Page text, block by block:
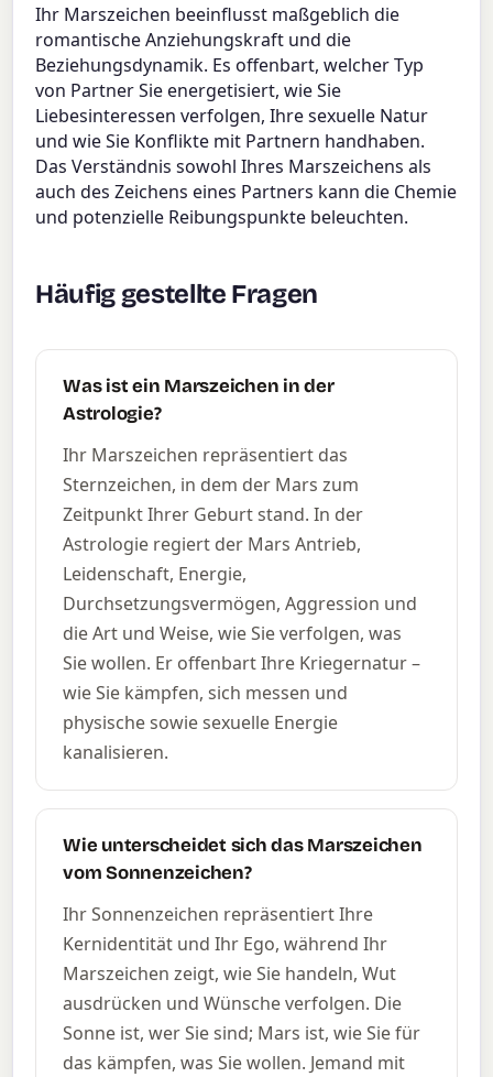
Ihr Marszeichen beeinflusst maßgeblich die
romantische Anziehungskraft und die
Beziehungsdynamik. Es offenbart, welcher Typ
von Partner Sie energetisiert, wie Sie
Liebesinteressen verfolgen, Ihre sexuelle Natur
und wie Sie Konflikte mit Partnern handhaben.
Das Verständnis sowohl Ihres Marszeichens als
auch des Zeichens eines Partners kann die Chemie
und potenzielle Reibungspunkte beleuchten.
Häufig gestellte Fragen
Was ist ein Marszeichen in der
Astrologie?
Ihr Marszeichen repräsentiert das
Sternzeichen, in dem der Mars zum
Zeitpunkt Ihrer Geburt stand. In der
Astrologie regiert der Mars Antrieb,
Leidenschaft, Energie,
Durchsetzungsvermögen, Aggression und
die Art und Weise, wie Sie verfolgen, was
Sie wollen. Er offenbart Ihre Kriegernatur –
wie Sie kämpfen, sich messen und
physische sowie sexuelle Energie
kanalisieren.
Wie unterscheidet sich das Marszeichen
vom Sonnenzeichen?
Ihr Sonnenzeichen repräsentiert Ihre
Kernidentität und Ihr Ego, während Ihr
Marszeichen zeigt, wie Sie handeln, Wut
ausdrücken und Wünsche verfolgen. Die
Sonne ist, wer Sie sind; Mars ist, wie Sie für
das kämpfen, was Sie wollen. Jemand mit